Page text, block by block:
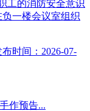
工的消防安全意识
一楼会议室组织
时间：2026-07-
作预告...